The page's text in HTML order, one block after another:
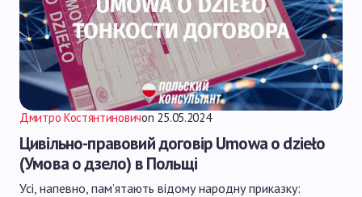
Дмитро Костянтиновичon 25.05.2024
Цивільно-правовий договір Umowa o dzieło
(Умова о дзело) в Польщі
Усі, напевно, пам’ятають відому народну приказку: